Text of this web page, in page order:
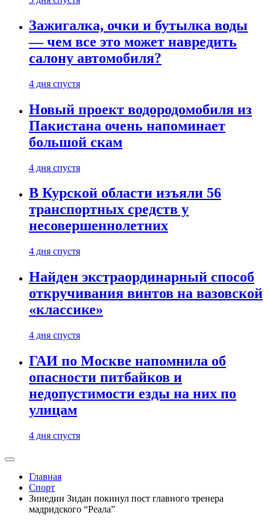
Зажигалка, очки и бутылка воды
— чем все это может навредить
салону автомобиля?
4 дня спустя
Новый проект водородомобиля из
Пакистана очень напоминает
большой скам
4 дня спустя
В Курской области изъяли 56
транспортных средств у
несовершеннолетних
4 дня спустя
Найден экстраординарный способ
откручивания винтов на вазовской
«классике»
4 дня спустя
ГАИ по Москве напомнила об
опасности питбайков и
недопустимости езды на них по
улицам
4 дня спустя
Главная
Спорт
Зинедин Зидан покинул пост главного тренера
мадридского “Реала”